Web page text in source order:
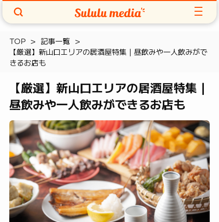
TOP
記事一覧
【厳選】新山口エリアの居酒屋特集｜昼飲みや一人飲みがで
きるお店も
【厳選】新山口エリアの居酒屋特集｜
昼飲みや一人飲みができるお店も